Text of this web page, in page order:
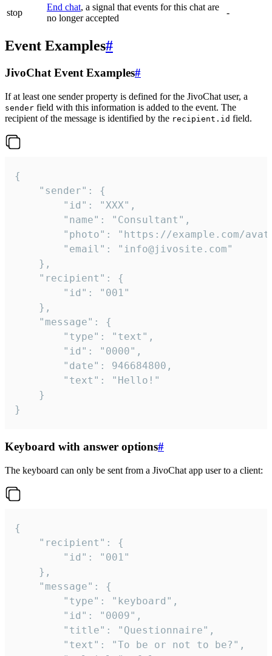
stop
End chat, a signal that events for this chat are
no longer accepted
-
Event Examples#
JivoChat Event Examples#
If at least one sender property is defined for the JivoChat user, a
sender field with this information is added to the event. The
recipient of the message is identified by the recipient.id field.
{
}
Keyboard with answer options#
The keyboard can only be sent from a JivoChat app user to a client:
{